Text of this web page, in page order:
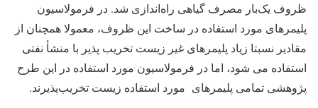
ظروف یک‌بار مصرف گیاهی راه‌اندازی شد. در فرمولاسیون
پلیمرهای مورد استفاده در ساخت این ظروف، معمولا همچنان از
مقادیر نسبتا زیاد پلیمرهای غیر زیست تخریب پذیر با منشأ نفتی
استفاده می شود، اما در فرمولاسیون مورد استفاده در این طرح
پژوهشی تمامی پلیمرهای مورد استفاده زیست‌ تخریب‌پذیرند.